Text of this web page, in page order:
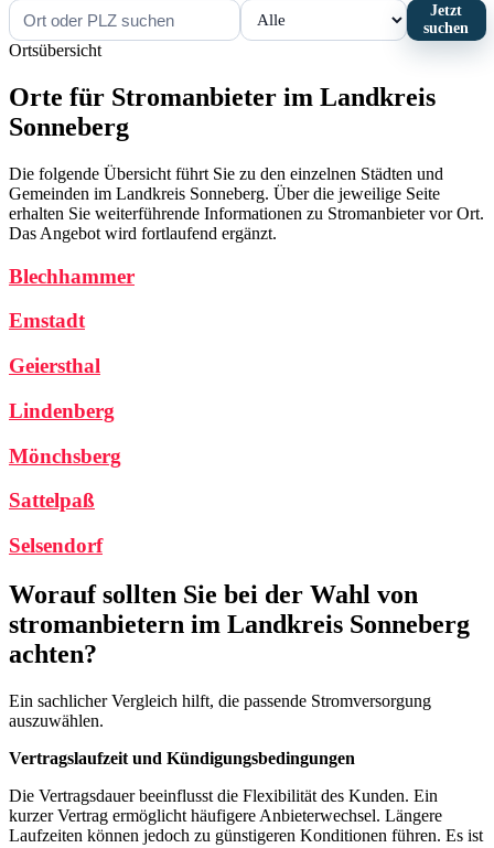
Jetzt
suchen
Ortsübersicht
Orte für Stromanbieter im Landkreis
Sonneberg
Die folgende Übersicht führt Sie zu den einzelnen Städten und
Gemeinden im Landkreis Sonneberg. Über die jeweilige Seite
erhalten Sie weiterführende Informationen zu Stromanbieter vor Ort.
Das Angebot wird fortlaufend ergänzt.
Blechhammer
Emstadt
Geiersthal
Lindenberg
Mönchsberg
Sattelpaß
Selsendorf
Worauf sollten Sie bei der Wahl von
stromanbietern im Landkreis Sonneberg
achten?
Ein sachlicher Vergleich hilft, die passende Stromversorgung
auszuwählen.
Vertragslaufzeit und Kündigungsbedingungen
Die Vertragsdauer beeinflusst die Flexibilität des Kunden. Ein
kurzer Vertrag ermöglicht häufigere Anbieterwechsel. Längere
Laufzeiten können jedoch zu günstigeren Konditionen führen. Es ist